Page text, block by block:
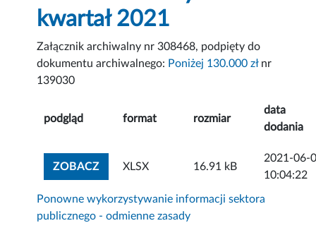
kwartał 2021
Załącznik archiwalny nr 308468, podpięty do
dokumentu archiwalnego: Poniżej 130.000 złnr
139030
podgląd format rozmiar
data
dodania
ZOBACZZOBACZ ZAŁĄCZNIK
XLSX 16.91 kB
2021-06-
10:04:22
Ponowne wykorzystywanie informacji sektora
publicznego - odmienne zasady